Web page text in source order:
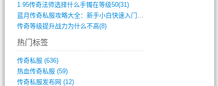
1.95传奇法师选择什么手镯在等级50(31)
蓝月传奇私服攻略大全：新手小白快速入门指(386)
传奇等级提升战力为什么不高(8)
热门标签
传奇私服 (636)
热血传奇私服 (59)
传奇私服发布网 (12)